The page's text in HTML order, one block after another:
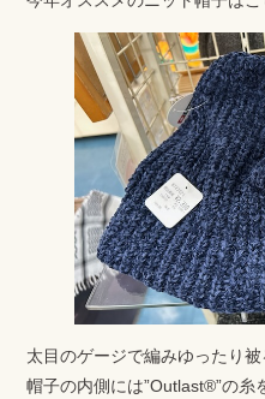
太目のゲージで編みゆったり被
帽子の内側には”Outlast®”の